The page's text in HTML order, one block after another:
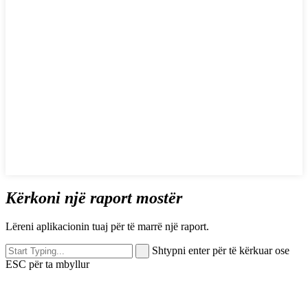
Kërkoni një raport mostër
Lëreni aplikacionin tuaj për të marrë një raport.
Shtypni enter për të kërkuar ose
ESC për ta mbyllur